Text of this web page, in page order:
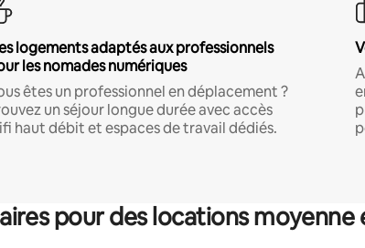
logements adaptés aux professionnels
les nomades numériques
êtes un professionnel en déplacement ?
un séjour longue durée avec accès
haut débit et espaces de travail dédiés.
pour des locations